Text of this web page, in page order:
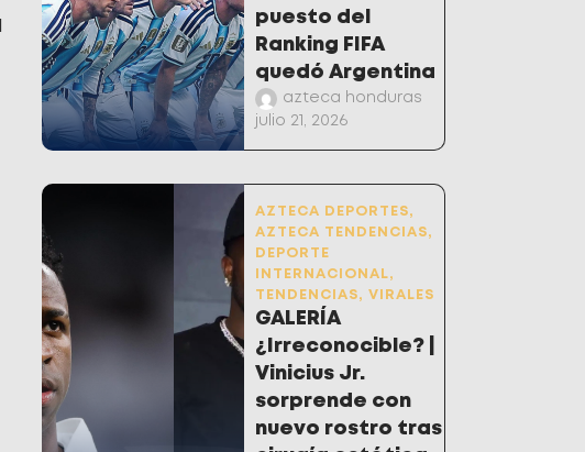
puesto del
Ranking FIFA
quedó Argentina
azteca honduras
julio 21, 2026
AZTECA DEPORTES,
AZTECA TENDENCIAS,
DEPORTE
INTERNACIONAL,
TENDENCIAS, VIRALES
GALERÍA
¿Irreconocible? |
Vinicius Jr.
sorprende con
nuevo rostro tras